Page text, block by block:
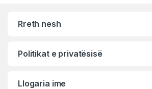
Rreth nesh
Politikat e privatësisë
Llogaria ime